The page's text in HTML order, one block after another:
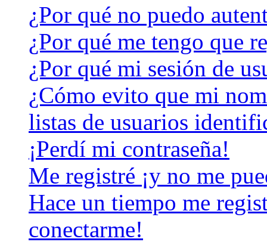
¿Por qué no puedo
¿Por qué me tengo que
¿Por qué mi sesión de
¿Cómo evito que mi
listas de usuarios
¡Perdí mi contraseña!
Me registré ¡y no me
Hace un tiempo me
conectarme!